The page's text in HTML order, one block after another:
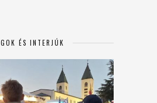
ÉS INTERJÚK